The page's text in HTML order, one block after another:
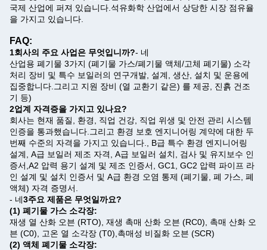
국제 산업에 퍼져 있습니다.석유화학 산업에서 상당한 시장 점유율
을 가지고 있습니다.
FAQ:
1회사의 주요 사업은 무엇입니까?- 네
산업용 폐기물 3가지 (폐기물 가스/폐기물 액체/고체 폐기물) 소각
처리 장비 및 특수 보일러의 연구개발, 설계, 생산, 설치 및 운용에
집중합니다.그리고 지원 장비 (열 교환기 같은) 를 제공, 진흙 건조
기 등)
2업계 자격증을 가지고 있나요?
회사는 현재 품질, 환경, 직업 건강, 직업 위생 및 안전 관리 시스템
인증을 통과했습니다.그리고 환경 보호 엔지니어링 계약에 대한 두
번째 수준의 자격을 가지고 있습니다., B급 특수 환경 엔지니어링
설계, A급 보일러 제조 자격, A급 보일러 설치, 검사 및 유지보수 인
증서,A2 압력 용기 설계 및 제조 인증서, GC1, GC2 압력 파이프 라
인 설계 및 설치 인증서 및 A급 환경 오염 통제 (폐기물, 폐 가스, 폐
액체) 자격 증명서.
- 네3주요 제품은 무엇일까요?
(1) 폐기물 가스 소각장:
재생 열 산화 오븐 (RTO), 재생 촉매 산화 오븐 (RC0), 촉매 산화 오
븐 (C0), 고온 열 소각장 (T0),촉매성 비질화 오븐 (SCR)
(2) 액체 폐기물 소각장: